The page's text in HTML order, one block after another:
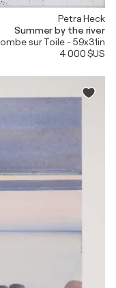
Petra Heck
Summer by the river
sur Toile - 59x31in
4 000 $US